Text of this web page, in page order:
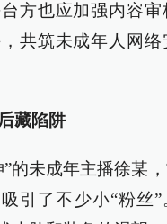
方也应加强内容审
共筑未成年人网络
藏陷阱
”的未成年主播徐某
引了不少小“粉丝”